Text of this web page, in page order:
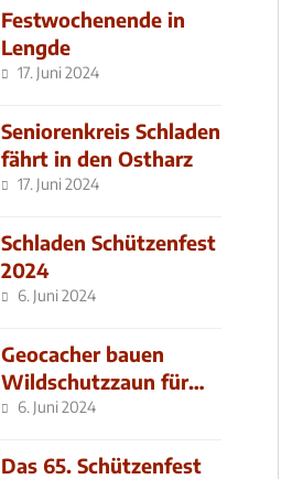
Festwochenende in
Lengde
17. Juni 2024
Seniorenkreis Schladen
fährt in den Ostharz
17. Juni 2024
Schladen Schützenfest
2024
6. Juni 2024
Geocacher bauen
Wildschutzzaun für
den MachMit! Wald
6. Juni 2024
Das 65. Schützenfest